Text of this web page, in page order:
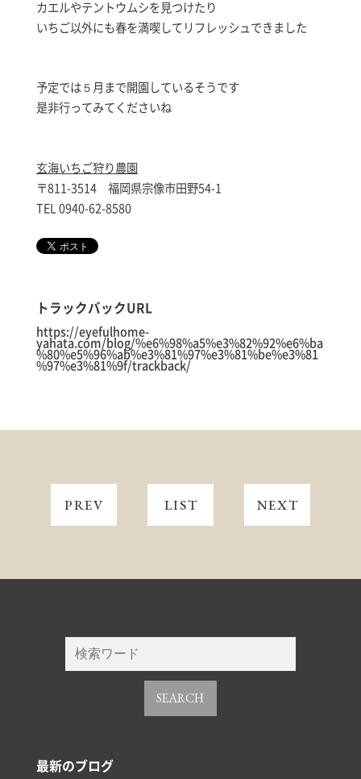
カエルやテントウムシを見つけたり
いちご以外にも春を満喫してリフレッシュできました
予定では５月まで開園しているそうです
是非行ってみてくださいね
玄海いちご狩り農園
〒811-3514 福岡県宗像市田野54-1
TEL 0940-62-8580
トラックバックURL
https://eyefulhome-
yahata.com/blog/%e6%98%a5%e3%82%92%e6%ba
%80%e5%96%ab%e3%81%97%e3%81%be%e3%81
%97%e3%81%9f/trackback/
SEARCH
最新のブログ
PREV LIST NEXT